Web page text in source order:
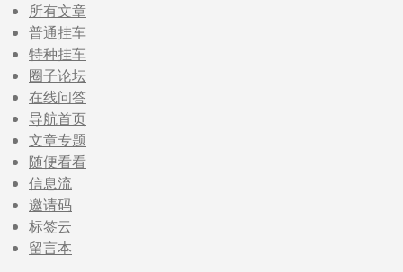
所有文章
普通挂车
特种挂车
圈子论坛
在线问答
导航首页
文章专题
随便看看
信息流
邀请码
标签云
留言本